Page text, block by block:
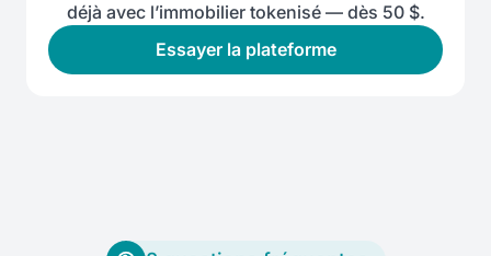
déjà avec l’immobilier tokenisé — dès 50 $.
Essayer la plateforme